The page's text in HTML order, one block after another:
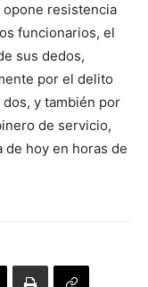
resistencia
funcionarios, el
sus dedos,
por el delito
y también por
de servicio,
de hoy en horas de